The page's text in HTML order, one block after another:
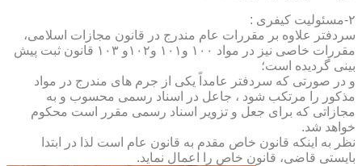
۲-مسئولیت کیفری :
سردفتر علاوه بر مقررات عام مندرج در قانون مجازات اسلامی،
مقررات خاصی نیز در مواد ۱۰۰ و۱۰۱ و۱۰۲و ۱۰۳ قانون ثبت پیش
بینی گردیده است؛
و در صورتی که سردفتر عامداً یکی از جرم های مندرج در مواد
مذکور را مرتکب شود ، جاعل در اسناد رسمی محسوب و به
مجازاتی که برای جعل و تزویر اسناد رسمی مقرر است محکوم
خواهد شد.
نظر به اینکه قانون خاص مقدم به قانون عام است لذا در ابتدا
بایستی قاضی، قانون خاص را اعمال نماید.